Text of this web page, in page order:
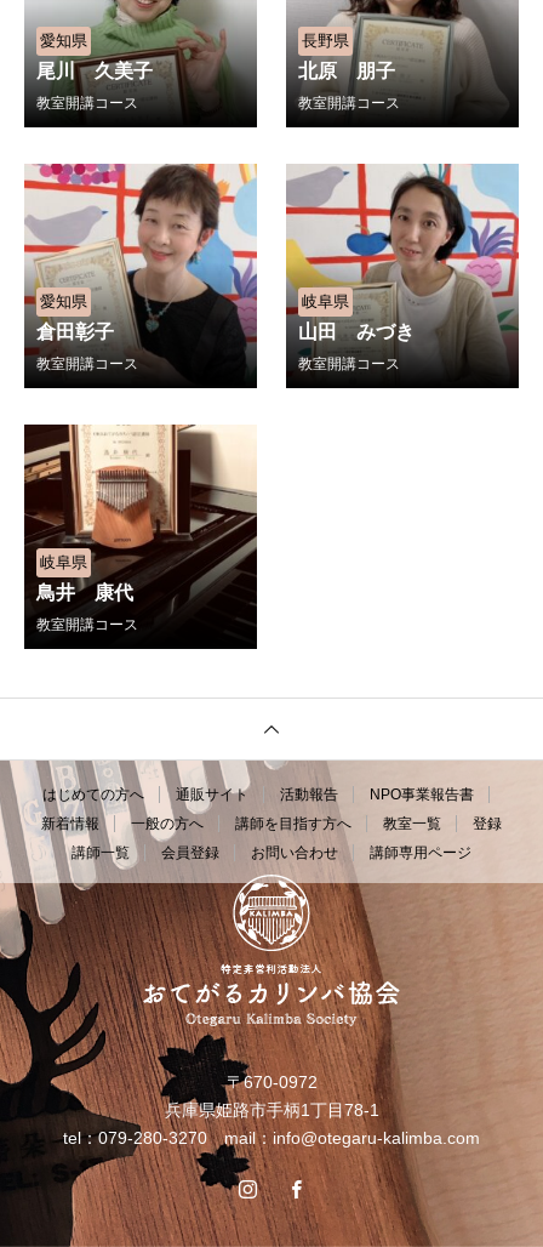
愛知県
尾川 久美子
教室開講コース
長野県
北原 朋子
教室開講コース
愛知県
倉田彰子
教室開講コース
岐阜県
山田 みづき
教室開講コース
岐阜県
鳥井 康代
教室開講コース
〒670-0972
兵庫県姫路市手柄1丁目78-1
tel：079-280-3270 mail： info@otegaru-kalimba.com
はじめての方へ 通販サイト 活動報告
NPO事業報告書
新着情報
一般の方へ 講師を目指す方へ 教室一覧
登録
講師一覧
会員登録 お問い合わせ 講師専用ページ